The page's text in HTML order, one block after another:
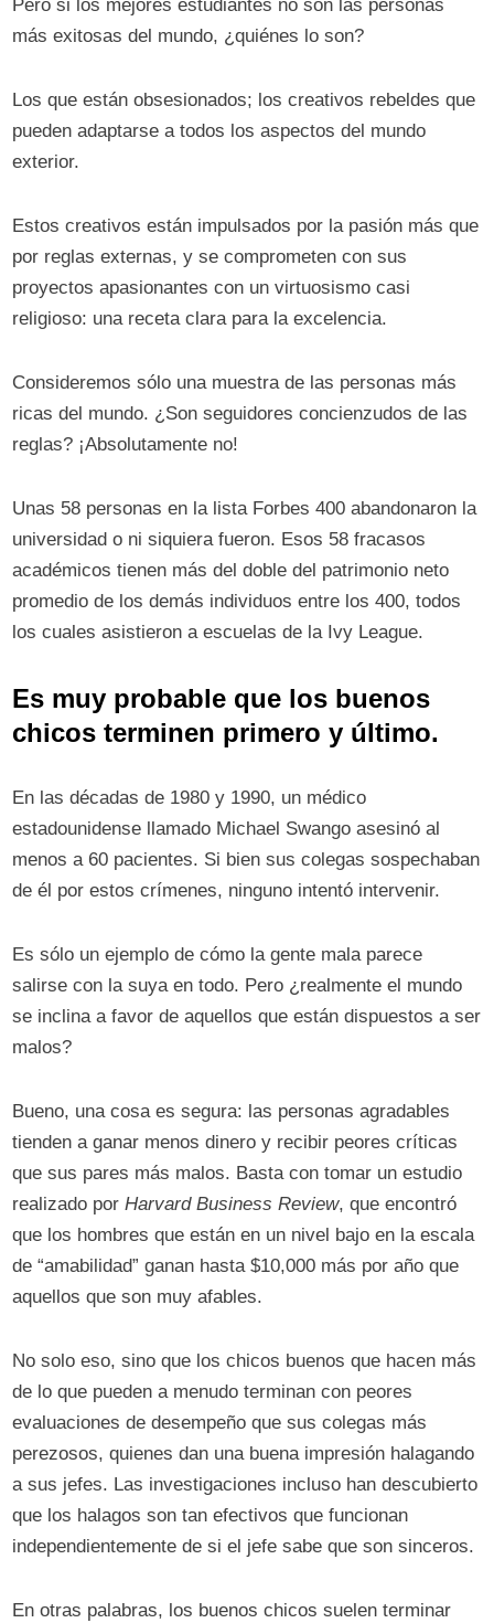
Pero si los mejores estudiantes no son las personas
más exitosas del mundo, ¿quiénes lo son?
Los que están obsesionados; los creativos rebeldes que
pueden adaptarse a todos los aspectos del mundo
exterior.
Estos creativos están impulsados ​​por la pasión más que
por reglas externas, y se comprometen con sus
proyectos apasionantes con un virtuosismo casi
religioso: una receta clara para la excelencia.
Consideremos sólo una muestra de las personas más
ricas del mundo. ¿Son seguidores concienzudos de las
reglas? ¡Absolutamente no!
Unas 58 personas en la lista Forbes 400 abandonaron la
universidad o ni siquiera fueron. Esos 58 fracasos
académicos tienen más del doble del patrimonio neto
promedio de los demás individuos entre los 400, todos
los cuales asistieron a escuelas de la Ivy League.
Es muy probable que los buenos
chicos terminen primero y último.
En las décadas de 1980 y 1990, un médico
estadounidense llamado Michael Swango asesinó al
menos a 60 pacientes. Si bien sus colegas sospechaban
de él por estos crímenes, ninguno intentó intervenir.
Es sólo un ejemplo de cómo la gente mala parece
salirse con la suya en todo. Pero ¿realmente el mundo
se inclina a favor de aquellos que están dispuestos a ser
malos?
Bueno, una cosa es segura: las personas agradables
tienden a ganar menos dinero y recibir peores críticas
que sus pares más malos. Basta con tomar un estudio
realizado porHarvard Business Review, que encontró
que los hombres que están en un nivel bajo en la escala
de “amabilidad” ganan hasta $10,000 más por año que
aquellos que son muy afables.
No solo eso, sino que los chicos buenos que hacen más
de lo que pueden a menudo terminan con peores
evaluaciones de desempeño que sus colegas más
perezosos, quienes dan una buena impresión halagando
a sus jefes. Las investigaciones incluso han descubierto
que los halagos son tan efectivos que funcionan
independientemente de si el jefe sabe que son sinceros.
En otras palabras, los buenos chicos suelen terminar